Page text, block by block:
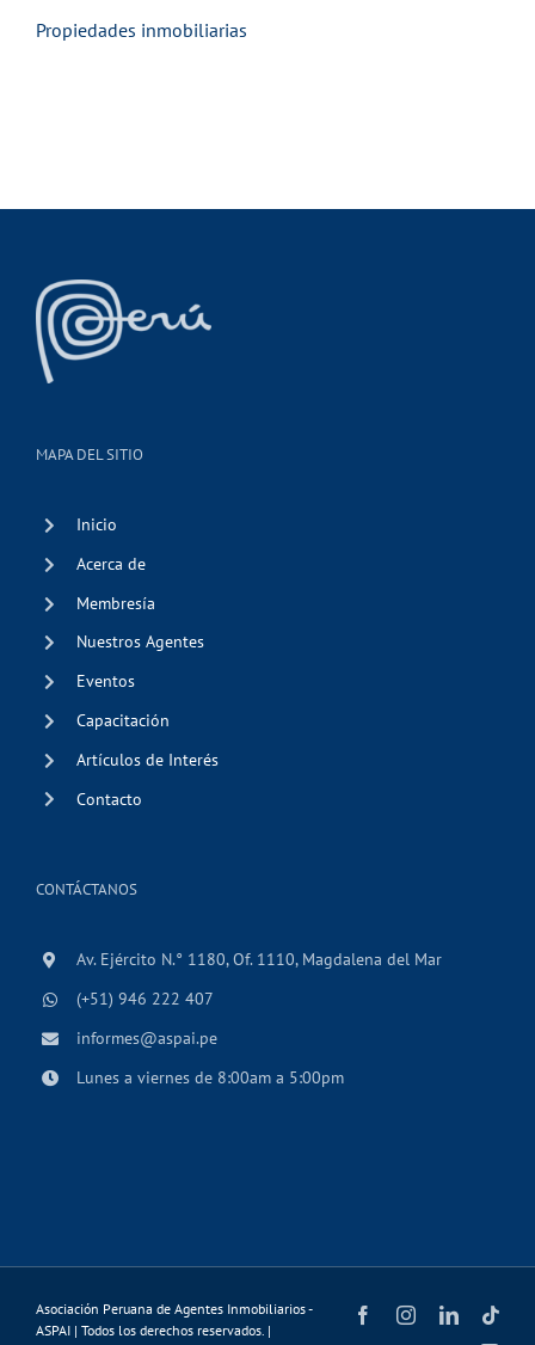
Propiedades inmobiliarias
MAPA DEL SITIO
Inicio
Acerca de
Membresía
Nuestros Agentes
Eventos
Capacitación
Artículos de Interés
Contacto
CONTÁCTANOS
Av. Ejército N.° 1180, Of. 1110, Magdalena del Mar
(+51) 946 222 407
informes@aspai.pe
Lunes a viernes de 8:00am a 5:00pm
Asociación Peruana de Agentes Inmobiliarios -
ASPAI | Todos los derechos reservados. |
FacebookInstagramLinkedIn